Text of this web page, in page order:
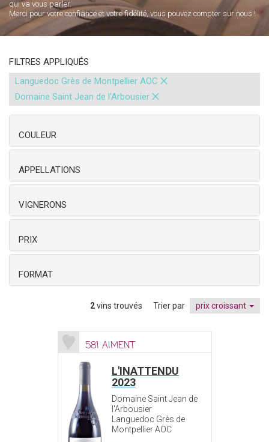
qui va vous parler.
Merci pour votre confiance et votre fidélité, vous pouvez compter sur nous !
FILTRES APPLIQUÉS
Languedoc Grès de Montpellier AOC ×
Domaine Saint Jean de l'Arbousier ×
COULEUR
APPELLATIONS
VIGNERONS
PRIX
FORMAT
2vins trouvés Trier par prix croissant
581 AIMENT
L'INATTENDU
2023
Domaine Saint Jean de
l'Arbousier
Languedoc Grès de
Montpellier AOC